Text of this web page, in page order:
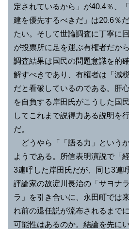
定されているから」が40.4％、
建を優先するべきだ」は20.6％
たい。そして世論調査に丁寧に
が投票所に足を運ぶ有権者だか
調査結果は国民の問題意識を的
解すべきであり、有権者は「減
だと看破しているのである。肝
を自負する岸田氏がこうした国
してこれまで説得力ある説明を
だ。
どうやら「「語る力」という
ようである。所信表明演説で「
3連呼した岸田氏だが、同じ3連
評論家の故淀川長治の「サヨナ
ラ」を引き合いに、永田町では
れ前の退任説が流布されるまで
可能性はあるのか。結論を先に